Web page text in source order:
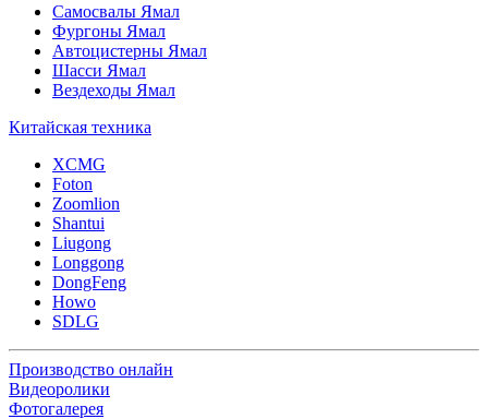
Самосвалы Ямал
Фургоны Ямал
Автоцистерны Ямал
Шасси Ямал
Вездеходы Ямал
Китайская техника
XCMG
Foton
Zoomlion
Shantui
Liugong
Longgong
DongFeng
Howo
SDLG
Производство онлайн
Видеоролики
Фотогалерея